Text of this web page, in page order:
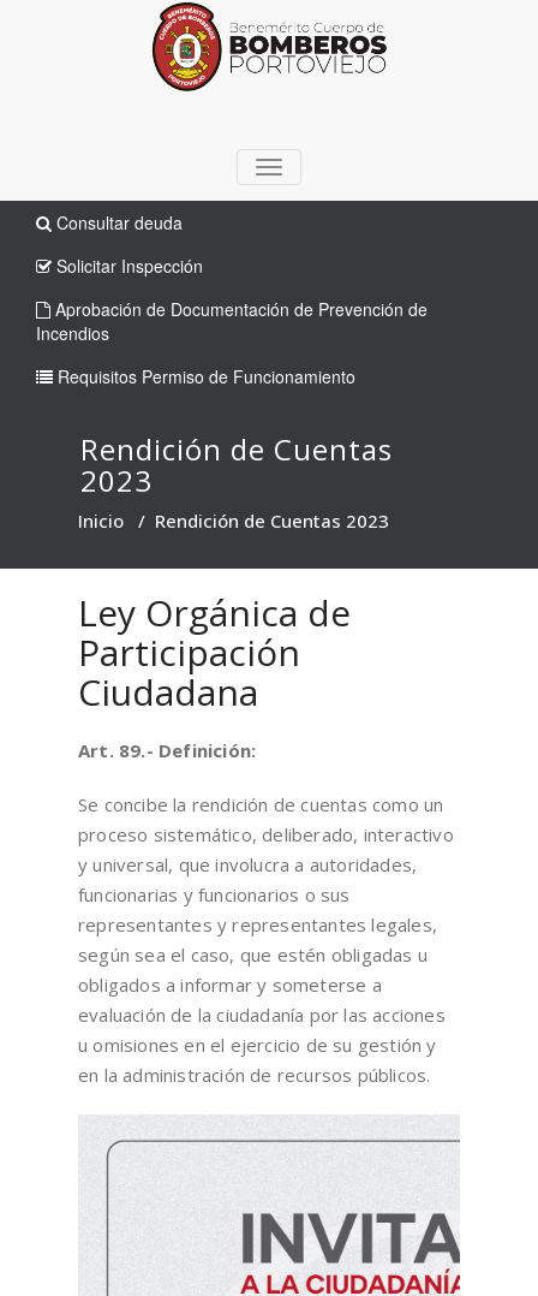
TOGGLE
NAVIGATION
Consultar deuda
Solicitar Inspección
Aprobación de Documentación de Prevención de
Incendios
Requisitos Permiso de Funcionamiento
Rendición de Cuentas
2023
Inicio / Rendición de Cuentas 2023
Ley Orgánica de
Participación
Ciudadana
Art. 89.- Definición:
Se concibe la rendición de cuentas como un
proceso sistemático, deliberado, interactivo
y universal, que involucra a autoridades,
funcionarias y funcionarios o sus
representantes y representantes legales,
según sea el caso, que estén obligadas u
obligados a informar y someterse a
evaluación de la ciudadanía por las acciones
u omisiones en el ejercicio de su gestión y
en la administración de recursos públicos.